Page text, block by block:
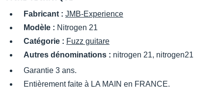
Fabricant : JMB-Experience
Modèle : Nitrogen 21
Catégorie : Fuzz guitare
Autres dénominations : nitrogen 21, nitrogen21
Garantie 3 ans.
Entièrement faite à LA MAIN en FRANCE.